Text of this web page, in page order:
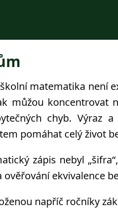
matematika není
můžou koncentrovat
chyb. Výraz
pomáhat celý život
zápis nebyl
ekvivalence
napříč ročníky